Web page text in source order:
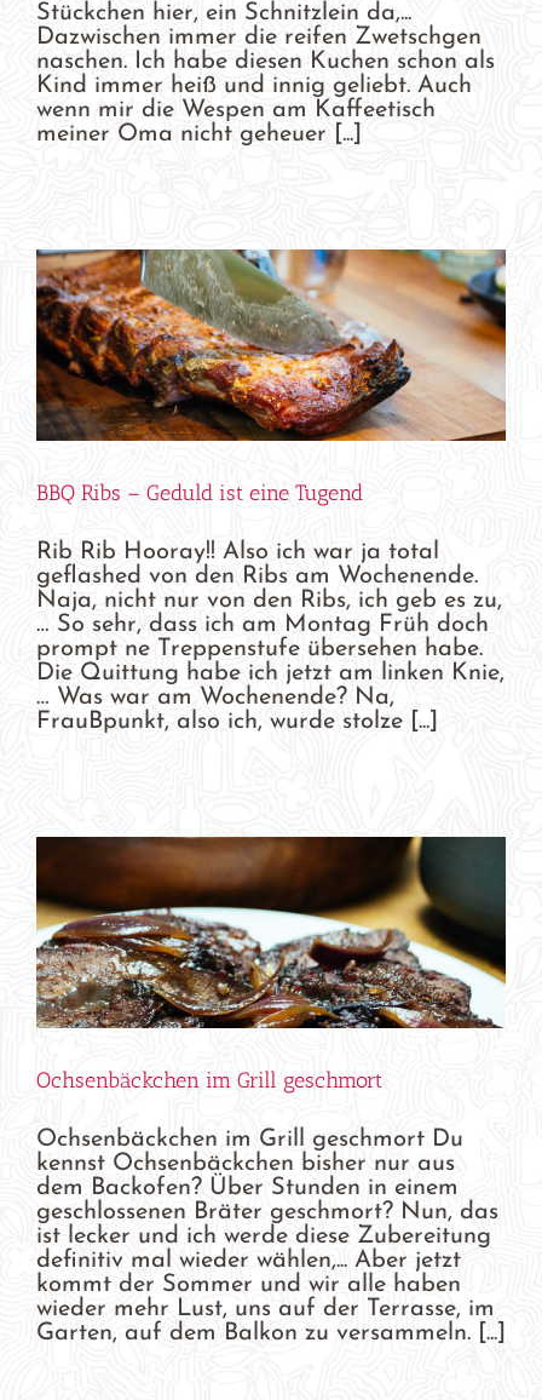
Stückchen hier, ein Schnitzlein da,...
Dazwischen immer die reifen Zwetschgen
naschen. Ich habe diesen Kuchen schon als
Kind immer heiß und innig geliebt. Auch
wenn mir die Wespen am Kaffeetisch
meiner Oma nicht geheuer [...]
BBQ Ribs – Geduld ist eine Tugend
Rib Rib Hooray!! Also ich war ja total
geflashed von den Ribs am Wochenende.
Naja, nicht nur von den Ribs, ich geb es zu,
… So sehr, dass ich am Montag Früh doch
prompt ne Treppenstufe übersehen habe.
Die Quittung habe ich jetzt am linken Knie,
… Was war am Wochenende? Na,
FrauBpunkt, also ich, wurde stolze [...]
Ochsenbäckchen im Grill geschmort
Ochsenbäckchen im Grill geschmort Du
kennst Ochsenbäckchen bisher nur aus
dem Backofen? Über Stunden in einem
geschlossenen Bräter geschmort? Nun, das
ist lecker und ich werde diese Zubereitung
definitiv mal wieder wählen,... Aber jetzt
kommt der Sommer und wir alle haben
wieder mehr Lust, uns auf der Terrasse, im
Garten, auf dem Balkon zu versammeln. [...]